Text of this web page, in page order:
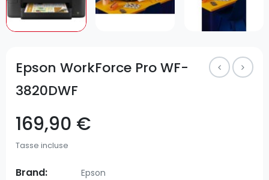
Epson WorkForce Pro WF-
3820DWF
169,90 €
Tasse incluse
Brand: Epson